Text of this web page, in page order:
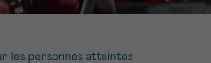
les personnes atteintes
16h-18h